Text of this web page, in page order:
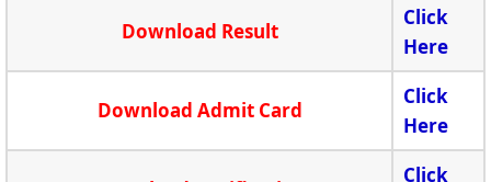
Download Result
Click
Here
Download Admit Card
Click
Here
Click